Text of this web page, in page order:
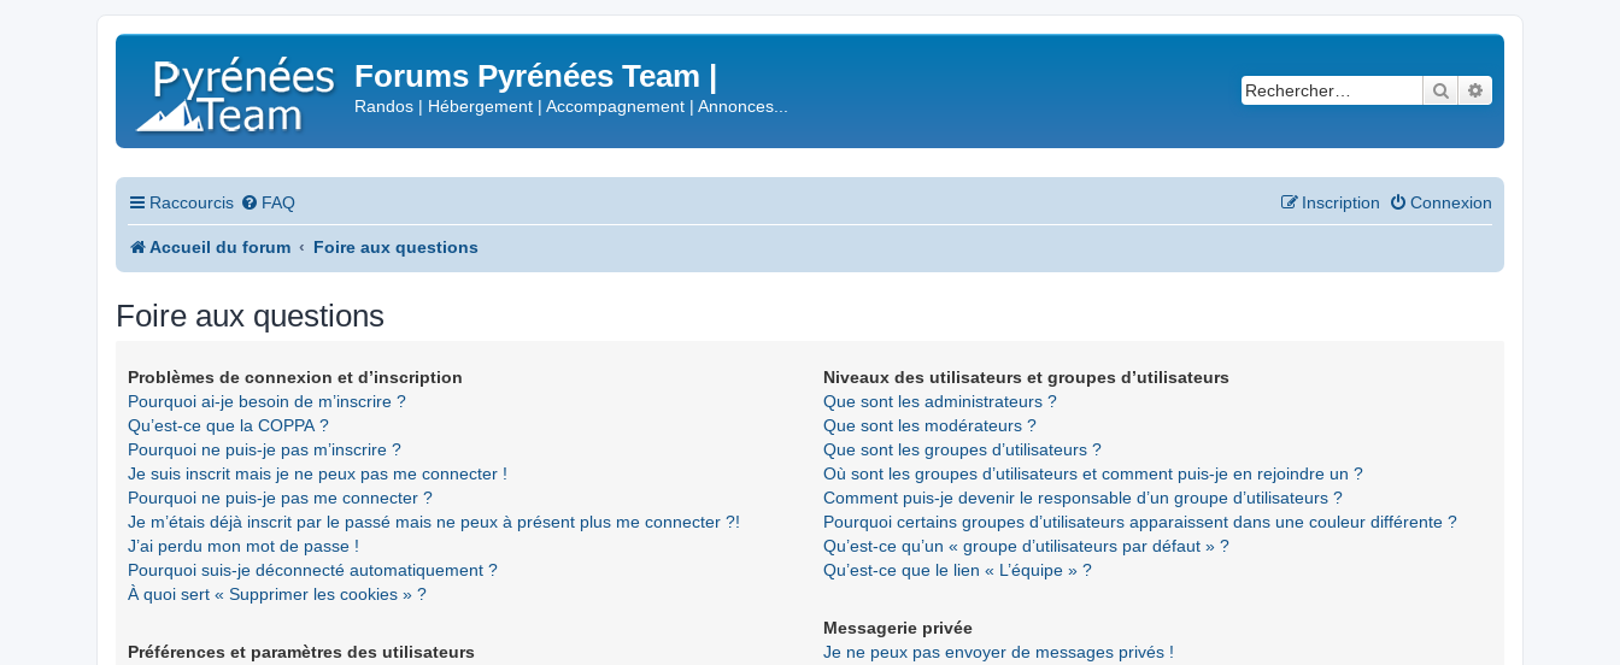
Forums Pyrénées Team |
Randos | Hébergement | Accompagnement | Annonces...
Rechercher
Raccourcis FAQ Connexion
Inscription
Accueil du forum Foire aux questions
Foire aux questions
Problèmes de connexion et d’inscription
Pourquoi ai-je besoin de m’inscrire ?
Qu’est-ce que la COPPA ?
Pourquoi ne puis-je pas m’inscrire ?
Je suis inscrit mais je ne peux pas me connecter !
Pourquoi ne puis-je pas me connecter ?
Je m’étais déjà inscrit par le passé mais ne peux à présent plus me connecter ?!
J’ai perdu mon mot de passe !
Pourquoi suis-je déconnecté automatiquement ?
À quoi sert « Supprimer les cookies » ?
Préférences et paramètres des utilisateurs
Niveaux des utilisateurs et groupes d’utilisateurs
Que sont les administrateurs ?
Que sont les modérateurs ?
Que sont les groupes d’utilisateurs ?
Où sont les groupes d’utilisateurs et comment puis-je en rejoindre un ?
Comment puis-je devenir le responsable d’un groupe d’utilisateurs ?
Pourquoi certains groupes d’utilisateurs apparaissent dans une couleur différente ?
Qu’est-ce qu’un « groupe d’utilisateurs par défaut » ?
Qu’est-ce que le lien « L’équipe » ?
Messagerie privée
Je ne peux pas envoyer de messages privés !